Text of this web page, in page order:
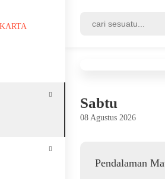
Sabtu
08 Agustus 2026
Pendalaman